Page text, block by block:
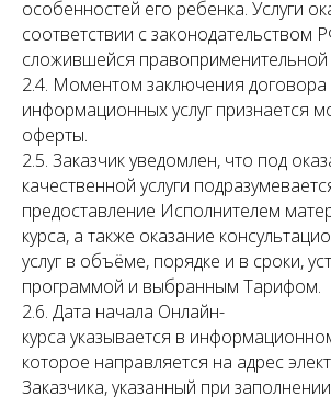
особенностей его ребенка. Услуги
соответствии с законодательством
сложившейся правоприменительной
2.4. Моментом заключения договора
информационных услуг признается
оферты.
2.5. Заказчик уведомлен, что под
качественной услуги
предоставление Исполнителем
курса, а также оказание
услуг в объёме, порядке и в сроки,
программой и выбранным Тарифом.
2.6. Дата начала Онлайн-
курса указывается в
которое направляется на адрес
Заказчика, указанный при